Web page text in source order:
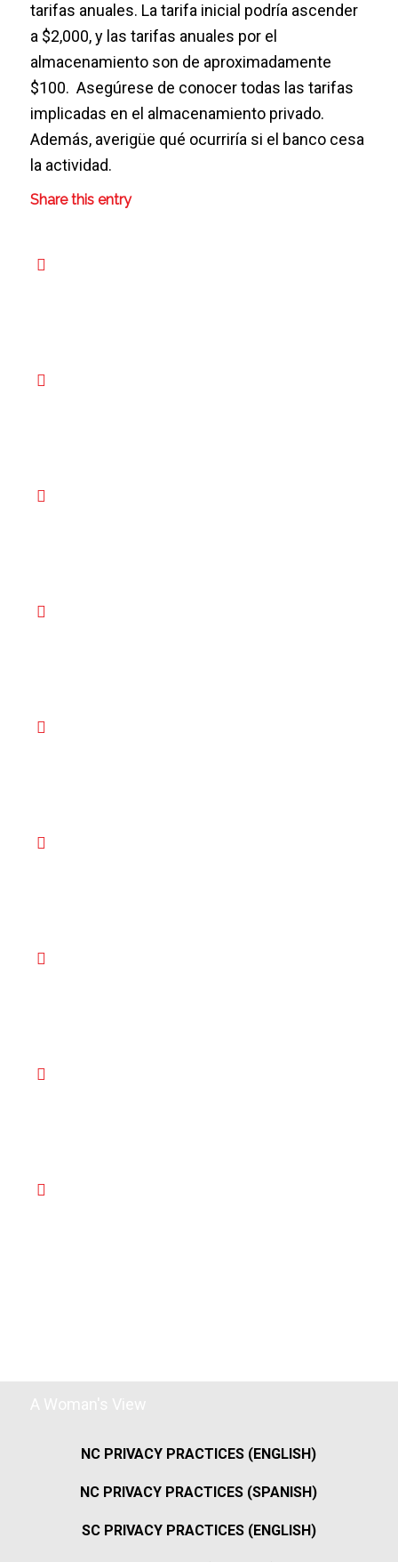
tarifas anuales. La tarifa inicial podría ascender
a $2,000, y las tarifas anuales por el
almacenamiento son de aproximadamente
$100. Asegúrese de conocer todas las tarifas
implicadas en el almacenamiento privado.
Además, averigüe qué ocurriría si el banco cesa
la actividad.
Share this entry
NC PRIVACY PRACTICES (ENGLISH)
NC PRIVACY PRACTICES (SPANISH)
SC PRIVACY PRACTICES (ENGLISH)